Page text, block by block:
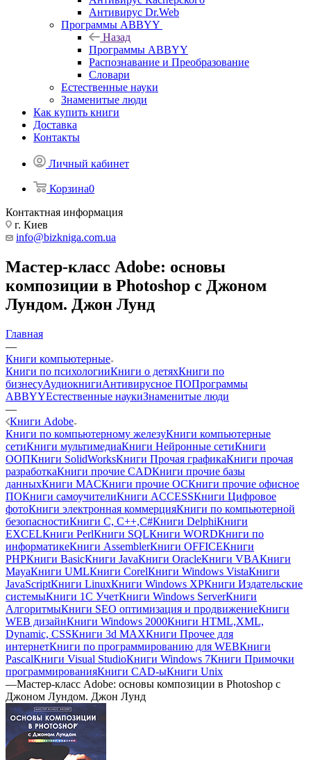
Антивирус Dr.Web
Программы ABBYY
Назад
Программы ABBYY
Распознавание и Преобразование
Словари
Естественные науки
Знаменитые люди
Как купить книги
Доставка
Контакты
Личный кабинет
Корзина0
Контактная информация
г. Киев
info@bizkniga.com.ua
Мастер-класс Adobe: основы
композиции в Photoshop с Джоном
Лундом. Джон Лунд
Главная
—
Книги компьютерные
Книги по психологииКниги о детяхКниги по
бизнесуАудиокнигиАнтивирусное ПОПрограммы
ABBYYЕстественные наукиЗнаменитые люди
—
Книги Adobe
Книги по компьютерному железуКниги компьютерные
сетиКниги мультимедиаКниги Нейронные сетиКниги
ООПКниги SolidWorksКниги Прочая графикаКниги прочая
разработкаКниги прочие CADКниги прочие базы
данныхКниги MACКниги прочие ОСКниги прочие офисное
ПОКниги самоучителиКниги ACCESSКниги Цифровое
фотоКниги электронная коммерцияКниги по компьютерной
безопасностиКниги C, C++,С#Книги DelphiКниги
EXCELКниги PerlКниги SQLКниги WORDКниги по
информатикеКниги AssemblerКниги OFFICEКниги
PHPКниги BasicКниги JavaКниги OracleКниги VBAКниги
MayaКниги UMLКниги CorelКниги Windows VistaКниги
JavaScriptКниги LinuxКниги Windows XPКниги Издательские
системыКниги 1C УчетКниги Windows ServerКниги
АлгоритмыКниги SEO оптимизация и продвижениеКниги
WEB дизайнКниги Windows 2000Книги HTML,XML,
Dynamic, CSSКниги 3d MAXКниги Прочее для
интернетКниги по программированию для WEBКниги
PascalКниги Visual StudioКниги Windows 7Книги Примочки
программированияКниги CAD-ыКниги Unix
—Мастер-класс Adobe: основы композиции в Photoshop с
Джоном Лундом. Джон Лунд